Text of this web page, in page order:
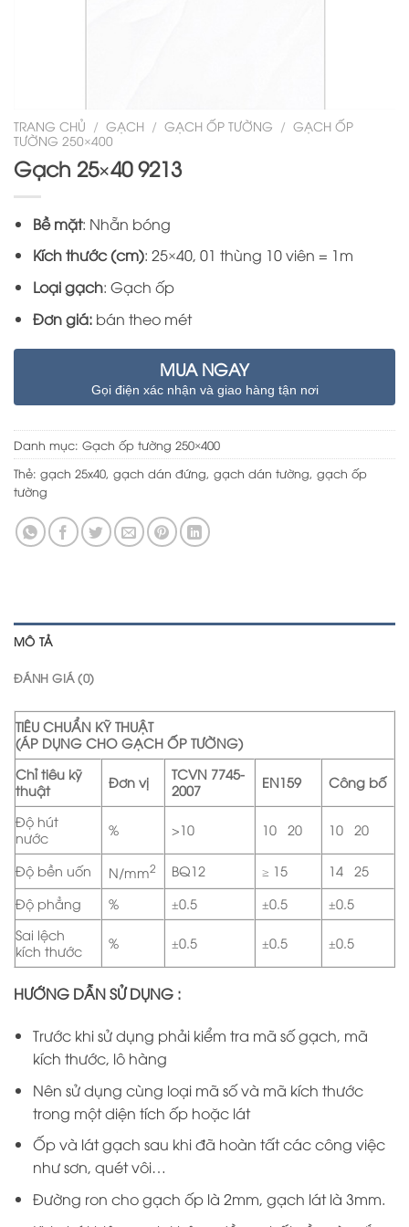
TRANG CHỦ / GẠCH / GẠCH ỐP TƯỜNG / GẠCH ỐP
TƯỜNG 250×400
Gạch 25×40 9213
Bề mặt: Nhẵn bóng
Kích thước (cm): 25×40, 01 thùng 10 viên = 1m
Loại gạch: Gạch ốp
Đơn giá:bán theo mét
MUA NGAY
Gọi điện xác nhận và giao hàng tận nơi
Danh mục: Gạch ốp tường 250×400
Thẻ: gạch 25x40, gạch dán đứng, gạch dán tường, gạch ốp
tường
MÔ TẢ
ĐÁNH GIÁ (0)
TIÊU CHUẨN KỸ THUẬT
(ÁP DỤNG CHO GẠCH ỐP TƯỜNG)
Chỉ tiêu kỹ
thuật
Đơn vị
TCVN 7745-
2007
EN159 Công bố
Độ hút
nước
% >10 10÷20 10÷20
Độ bền uốn N/mm2 BQ12 ≥ 15
14÷25
Độ phẳng
% ±0.5 ±0.5
±0.5
Sai lệch
kích thước
% ±0.5 ±0.5 ±0.5
HƯỚNG DẪN SỬ DỤNG :
Trước khi sử dụng phải kiểm tra mã số gạch, mã
kích thước, lô hàng
Nên sử dụng cùng loại mã số và mã kích thước
trong một diện tích ốp hoặc lát
Ốp và lát gạch sau khi đã hoàn tất các công việc
như sơn, quét vôi…
Đường ron cho gạch ốp là 2mm, gạch lát là 3mm.